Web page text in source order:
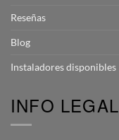
Reseñas
Blog
Instaladores disponibles
INFO LEGAL